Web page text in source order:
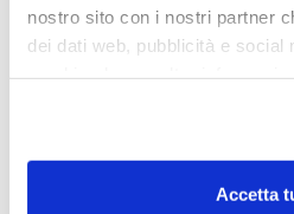
nostro sito con i nostri partner
dei dati web, pubblicità e social
Chiudendo il banner con la X
la navigazione proseguirà in
Accetta
Zero Trust
alla rete, che utilizza un
per sostituire l’hardware delle